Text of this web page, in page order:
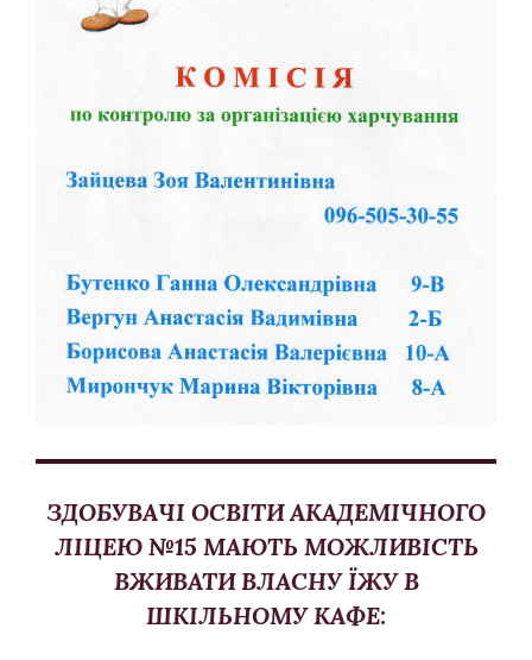
ЗДОБУВАЧІ ОСВІТИ АКАДЕМІЧНОГО
ЛІЦЕЮ №15 МАЮТЬ МОЖЛИВІСТЬ
ВЖИВАТИ ВЛАСНУ ЇЖУ В
ШКІЛЬНОМУ КАФЕ: